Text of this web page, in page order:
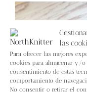
las
Para ofrecer las mejores
cookies para almacenar y/
consentimiento de estas
comportamiento de
No consentir o retirar el